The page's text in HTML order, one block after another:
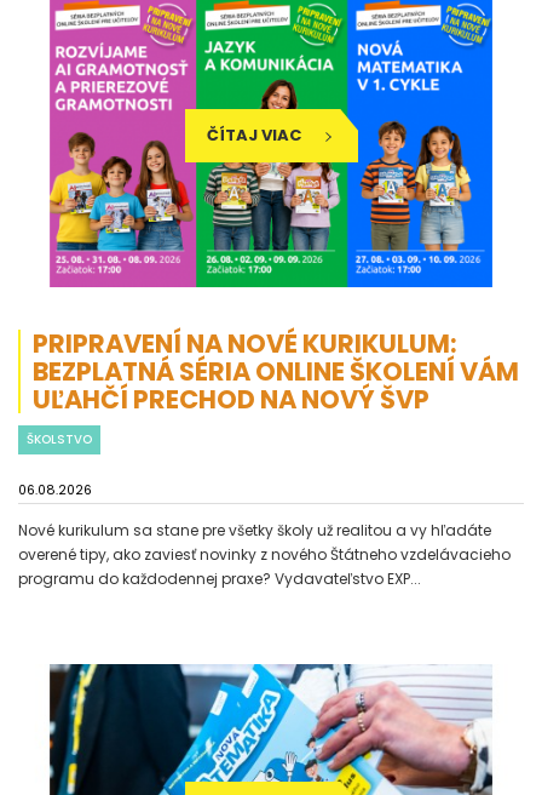
ČÍTAJ VIAC
PRIPRAVENÍ NA NOVÉ KURIKULUM:
BEZPLATNÁ SÉRIA ONLINE ŠKOLENÍ VÁM
UĽAHČÍ PRECHOD NA NOVÝ ŠVP
ŠKOLSTVO
06.08.2026
Nové kurikulum sa stane pre všetky školy už realitou a vy hľadáte
overené tipy, ako zaviesť novinky z nového Štátneho vzdelávacieho
programu do každodennej praxe? Vydavateľstvo EXP...